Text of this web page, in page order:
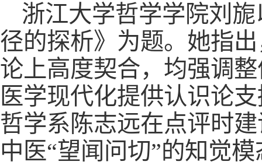
浙江大学哲学学院刘
径的探析》为题。她指
论上高度契合，均强调
医学现代化提供认识论
哲学系陈志远在点评时
中医“望闻问切”的知觉模